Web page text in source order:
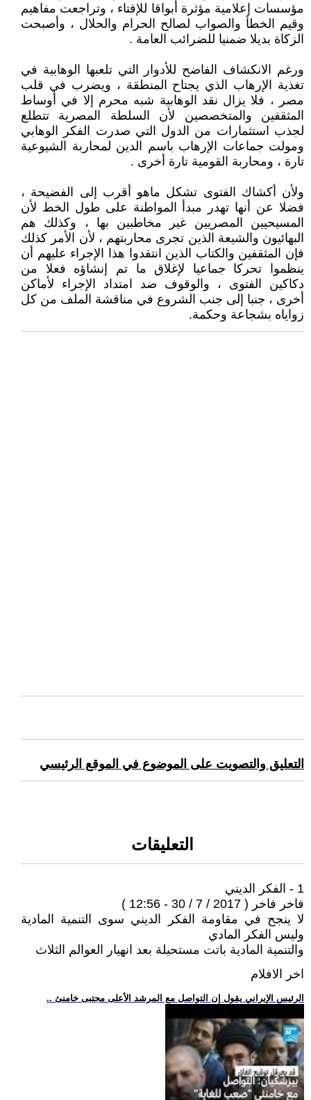
مؤسسات إعلامية مؤثرة أبواقا للإفتاء ، وتراجعت مفاهيم
وقيم الخطأ والصواب لصالح الحرام والحلال ، وأصبحت
الزكاة بديلا ضمنيا للضرائب العامة .
ورغم الانكشاف الفاضح للأدوار التي تلعبها الوهابية في
تغذية الإرهاب الذي يجتاح المنطقة ، ويضرب في قلب
مصر ، فلا يزال نقد الوهابية شبه محرم إلا في أوساط
المثقفين والمتخصصين لأن السلطة المصرية تتطلع
لجذب استثمارات من الدول التي صدرت الفكر الوهابي
ومولت جماعات الإرهاب باسم الدين لمحاربة الشيوعية
تارة ، ومحاربة القومية تارة أخرى .
ولأن أكشاك الفتوى تشكل ماهو أقرب إلى الفضيحة ،
فضلا عن أنها تهدر مبدأ المواطنة على طول الخط لأن
المسيحيين المصريين غير مخاطبين بها ، وكذلك هم
البهائيون والشيعة الذين تجرى محاربتهم ، لأن الأمر كذلك
فإن المثقفين والكتاب الذين انتقدوا هذا الإجراء عليهم أن
ينظموا تحركا جماعيا لإغلاق ما تم إنشاؤه فعلا من
دكاكين الفتوى ، والوقوف ضد امتداد الإجراء لأماكن
أخرى ، جنبا إلى جنب الشروع في مناقشة الملف من كل
زواياه بشجاعة وحكمة.
التعليق والتصويت على الموضوع في الموقع الرئيسي
التعليقات
1 - الفكر الديني
فاخر فاخر ( 2017 / 7 / 30 - 12:56 )
لا ينجح في مقاومة الفكر الديني سوى التنمية المادية
وليس الفكر المادي
والتنمية المادية باتت مستحيلة بعد انهيار العوالم الثلاث
اخر الافلام
.. الرئيس الإيراني يقول إن التواصل مع المرشد الأعلى مجتبى خامنئ